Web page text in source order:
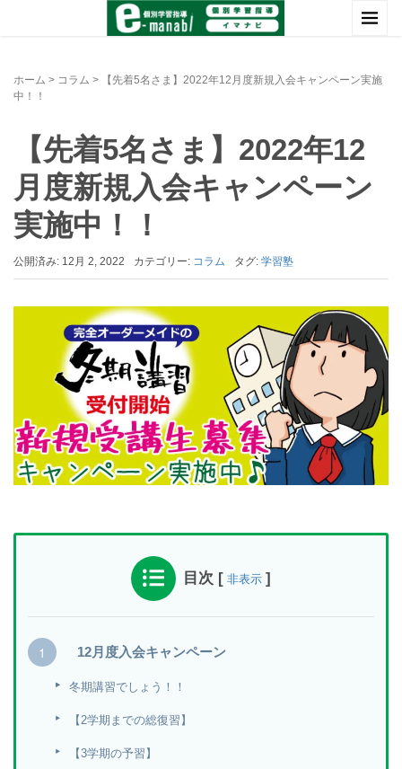
ホーム > コラム >
【先着5名さま】2022年12月度新規入会キャンペーン実施
中！！
【先着5名さま】2022年12
月度新規入会キャンペーン
実施中！！
公開済み: 12月 2, 2022 カテゴリー: コラム タグ: 学習塾
目次 [ 非表示 ]
12月度入会キャンペーン
冬期講習でしょう！！
【2学期までの総復習】
【3学期の予習】